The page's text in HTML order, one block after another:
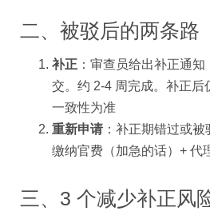
二、被驳后的两条路
补正 ：审查员给出补正通
交。约 2-4 周完成。补正后
一致性为准
重新申请 ：补正期错过或
缴纳官费（加急的话）+ 代
三、3 个减少补正风